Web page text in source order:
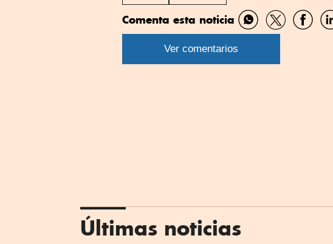
Comenta esta noticia
Compartir
por
Compartir
por
Ver comentarios
Últimas noticias